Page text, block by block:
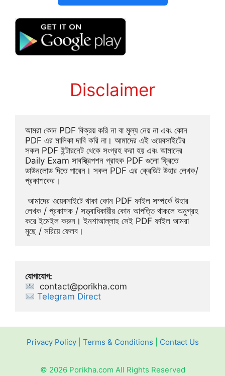
Disclaimer
আমরা কোন PDF বিক্রয় করি না বা মূল্য নেয় না এবং কোন
PDF এর মালিকা দাবি করি না। আমাদের এই ওয়েবসাইটের
সকল PDF ইন্টারনেট থেকে সংগ্রহ করা হয় এবং আমাদের
Daily Exam সাবস্ক্রিপশন গ্রাহক PDF গুলো ফ্রিতে
ডাউনলোড দিতে পারেন। সকল PDF এর ক্রেডিট উহার লেখক/
প্রকাশকের।
লেখক / প্রকাশক / সত্ত্বাধিকারীর কোন আপত্তি থাকলে অনুগ্রহ
করে ইমেইল করুন। ইনশাআল্লাহ সেই PDF ফাইল আমরা
মুছে / সরিয়ে ফেলব।
যোগাযোগ:
contact@porikha.com
Telegram Direct
Privacy Policy| Terms & Conditions Contact Us
© 2026 Porikha.com All Rights Reserved